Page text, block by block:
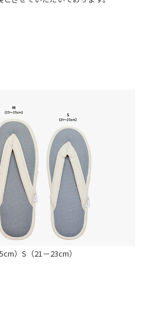
）S（21－23cm）